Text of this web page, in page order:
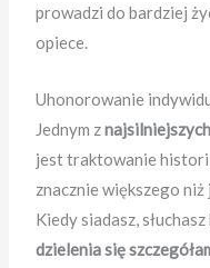
prowadzi do bardziej
opiece.
Uhonorowanie
Jednym z
jest traktowanie
znacznie większego
Kiedy siadasz,
dzielenia się